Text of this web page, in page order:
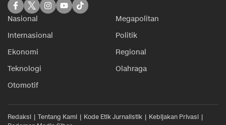
Nasional
Megapolitan
Internasional
Politik
Ekonomi
Regional
Teknologi
Olahraga
Otomotif
Redaksi Tentang Kami Kode Etik Jurnalistik
Kebijakan Privasi